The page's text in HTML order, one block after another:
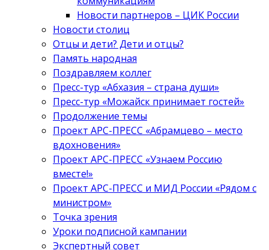
Новости партнеров – ЦИК России
Новости столиц
Отцы и дети? Дети и отцы?
Память народная
Поздравляем коллег
Пресс-тур «Абхазия – страна души»
Пресс-тур «Можайск принимает гостей»
Продолжение темы
Проект АРС-ПРЕСС «Абрамцево – место
вдохновения»
Проект АРС-ПРЕСС «Узнаем Россию
вместе!»
Проект АРС-ПРЕСС и МИД России «Рядом с
министром»
Точка зрения
Уроки подписной кампании
Экспертный совет